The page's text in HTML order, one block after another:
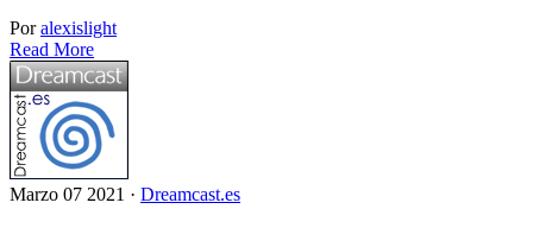
Poralexislight
Read More
Marzo 07 2021 · Dreamcast.es